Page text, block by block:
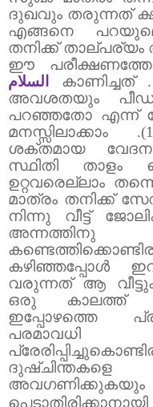
ദുഖവും തരുന്നത്
എങ്ങനെ
തനിക്ക്
ഈ
السلام
കാണിച്ചത് .
അവശതയും
പറഞ്ഞതോ എന്ന്
മനസ്സിലാക്കാം
ശക്തമായ
സ്ഥിതി താളം
ഉറ്റവരെല്ലാം
മാത്രം തനിക്ക്
നിന്നു വീട്ട്
കഴിഞ്ഞപ്പോൾ
വരുന്നത് ആ
ഒരു കാലത്ത്
ഇപ്പോഴത്തെ
പരമാവധി
ദുഷ്ചിന്തകളെ